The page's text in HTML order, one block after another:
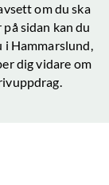
om du ska
sidan kan du
i Hammarslund,
dig vidare om